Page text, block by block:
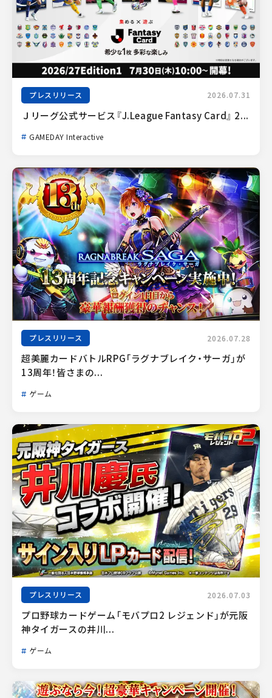
プレスリリース 2026.07.31
Ｊリーグ公式サービス『J.League Fantasy Card』 2...
GAMEDAY Interactive
プレスリリース 2026.07.28
超美麗カードバトルRPG「ラグナブレイク・サーガ」が
13周年！皆さまの...
ゲーム
プレスリリース 2026.07.03
プロ野球カードゲーム「モバプロ2 レジェンド」が元阪
神タイガースの井川...
ゲーム